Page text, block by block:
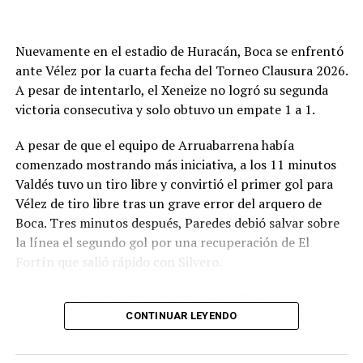
buscar algo en dos fechas como visitante, frente a
Deportivo Rincón el miércoles y luego en San Luis ante
Juventud Unida Universitario.
Síntesis
Círculo Deportivo (1): Pedro Fernández; Julián Vílchez,
Facundo Rojas, Jano Martínez y Rodrigo Torres; Joaquín
Bassani, Francisco Grahl, Ramiro Banchio y Marco
Campagnaro; Rodrigo Juárez y Vicente Barberini. DT:
Duilio Botella.
Branco Castelli y Ciro Rius por Torres, Campagnaro y
Nuevamente en el estadio de Huracán, Boca se enfrentó
ante Vélez por la cuarta fecha del Torneo Clausura 2026.
A pesar de intentarlo, el Xeneize no logró su segunda
victoria consecutiva y solo obtuvo un empate 1 a 1.
A pesar de que el equipo de Arruabarrena había
comenzado mostrando más iniciativa, a los 11 minutos
Valdés tuvo un tiro libre y convirtió el primer gol para
Vélez de tiro libre tras un grave error del arquero de
Boca. Tres minutos después, Paredes debió salvar sobre
la línea el segundo gol por una recuperación de El
Fortín que salió rápido con Silvero.
Ante la situación para el equipo de La Boca, buscaron
terminar la primera parte con un empate. Fue así como
atrapar un rebote que había intentado Merentiel y darle
CONTINUAR LEYENDO